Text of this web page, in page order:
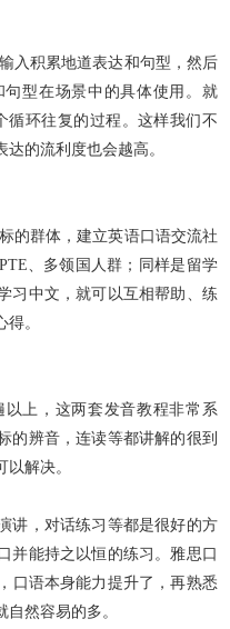
入积累地道表达和句型，然后
型在场景中的具体使用。就
循环往复的过程。这样我们不
的流利度也会越高。
的群体，建立英语口语交流社
、多领国人群；同样是留学
习 中文，就可以互相帮助、练
。
上，这两套发音教程非常系
的辨音，连读等都讲解的很到
解决。
讲，对话练习等都是很好的方
并能持之以恒的练习。雅思口
口语本身能力提升了，再熟悉
然容易的多。